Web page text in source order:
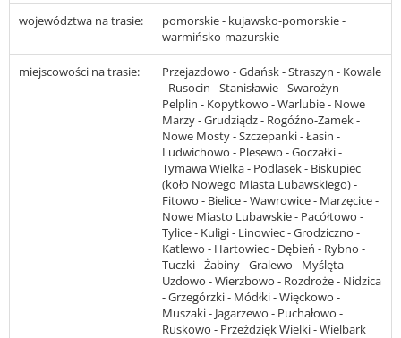
województwa na trasie:
pomorskie - kujawsko-pomorskie -
warmińsko-mazurskie
miejscowości na trasie:
Przejazdowo - Gdańsk - Straszyn - Kowale
- Rusocin - Stanisławie - Swarożyn -
Pelplin - Kopytkowo - Warlubie - Nowe
Marzy - Grudziądz - Rogóźno-Zamek -
Nowe Mosty - Szczepanki - Łasin -
Ludwichowo - Plesewo - Goczałki -
Tymawa Wielka - Podlasek - Biskupiec
(koło Nowego Miasta Lubawskiego) -
Fitowo - Bielice - Wawrowice - Marzęcice -
Nowe Miasto Lubawskie - Pacółtowo -
Tylice - Kuligi - Linowiec - Grodziczno -
Katlewo - Hartowiec - Dębień - Rybno -
Tuczki - Żabiny - Gralewo - Myślęta -
Uzdowo - Wierzbowo - Rozdroże - Nidzica
- Grzegórzki - Módłki - Więckowo -
Muszaki - Jagarzewo - Puchałowo -
Ruskowo - Przeździęk Wielki - Wielbark